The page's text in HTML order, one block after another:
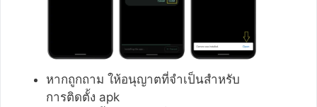
หากถูกถาม ให้อนุญาตที่จำเป็นสำหรับ
การติดตั้ง apk